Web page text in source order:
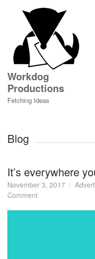
Workdog
Productions
Fetching Ideas
Blog
It’s everywhere
November 3, 2017
Commenton